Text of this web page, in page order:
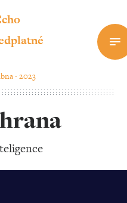
‧ 2023